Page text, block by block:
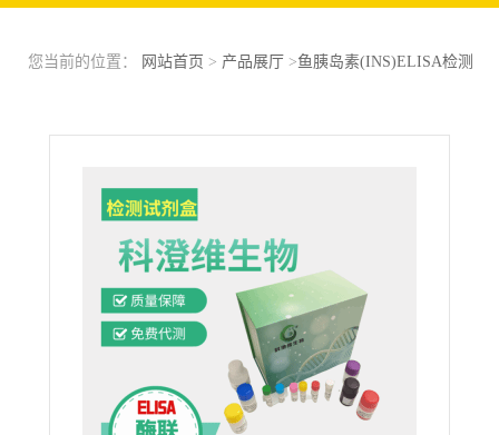
您当前的位置： 网站首页 > 产品展厅>鱼胰岛素(INS)ELISA检测